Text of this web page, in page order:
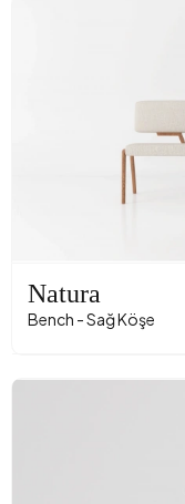
Natura
Bench - Sağ Köşe